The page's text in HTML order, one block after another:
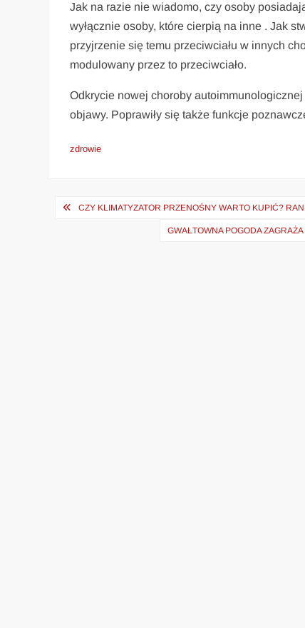
Jak na razie nie wiadomo, czy osoby
wyłącznie osoby, które cierpią na inne . Jak
przyjrzenie się temu przeciwciału w innych
modulowany przez to przeciwciało.
Odkrycie nowej choroby
objawy. Poprawiły się także funkcje
zdrowie
Nawigacja
CZY KLIMATYZATOR PRZENOŚNY WARTO KUPIĆ?
GWAŁTOWNA POGODA